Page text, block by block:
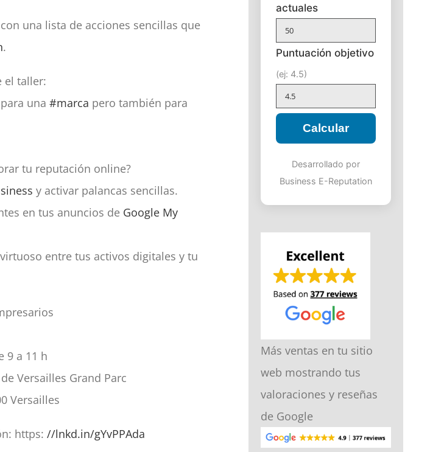
una lista de acciones sencillas que
.
el taller:
para una#marca pero también para
tu reputación online?
y activar palancas sencillas.
en tus anuncios de Google My
entre tus activos digitales y tu
9 a 11 h
Versailles Grand Parc
Versailles
https://lnkd.in/gYvPPAda
actuales
Puntuación objetivo
(ej: 4.5)
Calcular
Desarrollado por
Business E-Reputation
Más ventas en tu sitio
web mostrando tus
valoraciones y reseñas
de Google